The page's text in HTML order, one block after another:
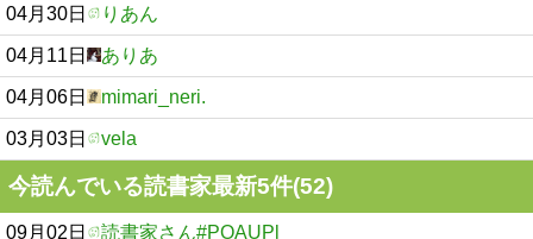
04月30日 りあん
04月11日 ありあ
04月06日 mimari_neri.
03月03日 vela
今読んでいる読書家最新5件(52)
09月02日 読書家さん#POAUPl